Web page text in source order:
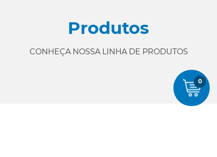
Produtos
CONHEÇA NOSSA LINHA DE PRODUTOS
0